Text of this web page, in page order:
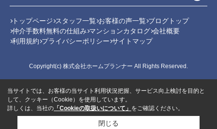
トップページ スタッフ一覧 お客様の声一覧 ブログトップ
仲介手数料無料の仕組み マンションカタログ 会社概要
利用規約 プライバシーポリシー サイトマップ
Copyright(c) 株式会社ホームプランナー All Rights Reserved.
当サイトでは、お客様の当サイト利用状況把握、サービス向上検討を目的と
して、クッキー（Cookie）を使用しています。
詳しくは、当社の 「Cookieの取扱いについて」 をご確認ください。
閉じる